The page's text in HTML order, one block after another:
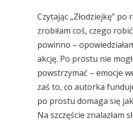
Czytając „Złodziejkę” po
zrobiłam coś, czego
powinno –
akcję. Po prostu nie
powstrzymać – emocje
zaś to, co autorka
po prostu domaga się
Na szczęście znalazłam